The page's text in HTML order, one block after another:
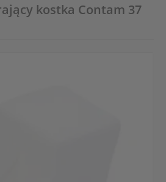
kostka Contam 37